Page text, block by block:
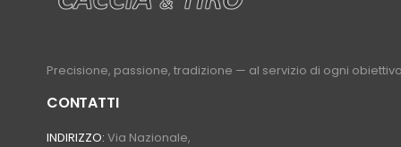
Precisione, passione, tradizione — al servizio di ogni
CONTATTI
INDIRIZZO: Via Nazionale,